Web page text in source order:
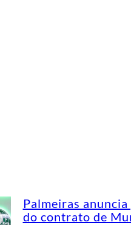
Palmeiras
do contrato de